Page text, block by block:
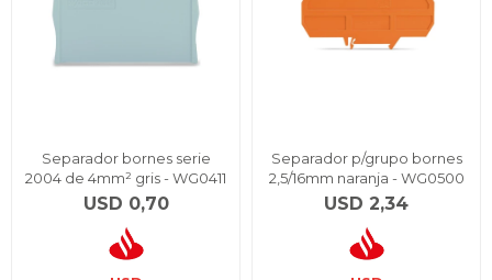
Separador bornes serie
2004 de 4mm² gris - WG0411
USD 0,70
Separador p/grupo bornes
2,5/16mm naranja - WG0500
USD 2,34